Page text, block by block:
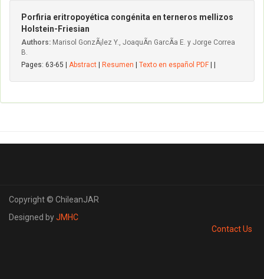
Porfiria eritropoyética congénita en terneros mellizos
Holstein-Friesian
Authors: Marisol GonzÃ¡lez Y., JoaquÃ­n GarcÃ­a E. y Jorge Correa
B.
Pages: 63-65 | Abstract Resumen Texto en español PDF
Copyright © ChileanJAR
Designed byJMHC
Contact Us